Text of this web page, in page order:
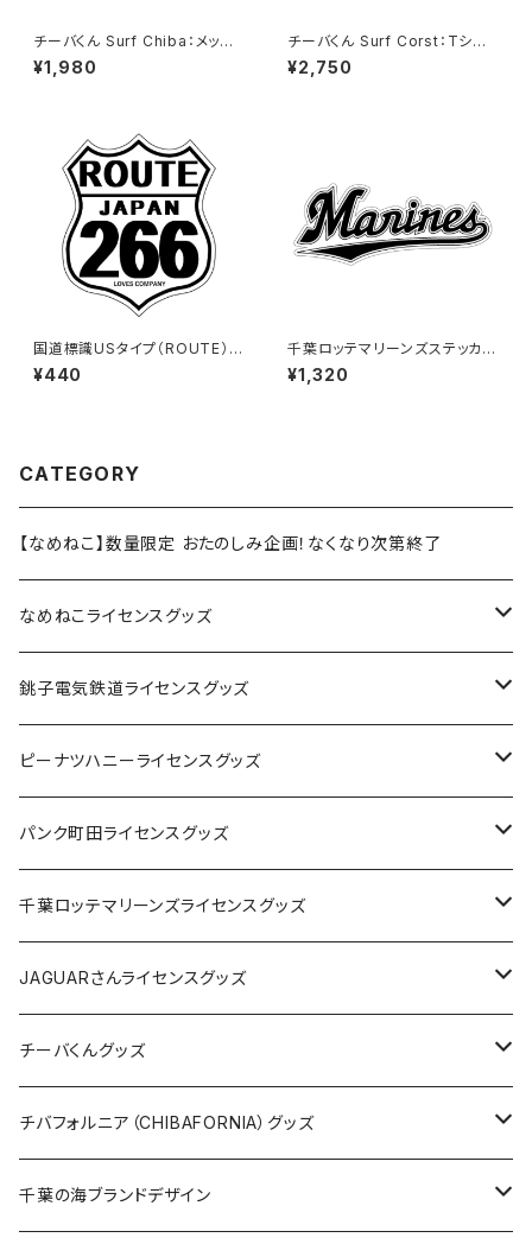
チーバくん Surf Chiba：メッシ
ュキャップ（Bホワイト）
¥1,980
チーバくん Surf Corst：Tシャ
ツ（Black）
¥2,750
国道標識USタイプ（ROUTE）ス
テッカー 266号線（ホワイト）
¥440
千葉ロッテマリーンズステッカー
16（特大）
¥1,320
CATEGORY
【なめねこ】数量限定 おたのしみ企画！なくなり次第終了
なめねこライセンスグッズ
Tシャツ
キャップ
ステッカー
缶バッジ
ホテルキーホルダー
銚子電気鉄道ライセンスグッズ
ステッカー
缶バッジ
アクリルキーホルダー
ホテルキーホルダー
クリアファイル
Tシャツ
キャップ
ピーナツハニーライセンスグッズ
Tシャツ
キャップ
バッグ
ステッカー
缶バッジ
キーホルダー
パンク町田ライセンスグッズ
Tシャツ
キャップ
バッグ
ステッカー
缶バッジ
千葉ロッテマリーンズライセンスグッズ
ステッカー
ステッカー
ステッカー大
缶バッジ
缶バッジ32mm
缶バッジ54mm
エコバッグ
JAGUARさんコラボグッズ
JAGUARさんライセンスグッズ
Tシャツ
ステッカー
缶バッジ
チーバくんグッズ
Tシャツ
キャップ
チバフォルニア（CHIBAFORNIA）グッズ
Tシャツ
千葉の海ブランドデザイン